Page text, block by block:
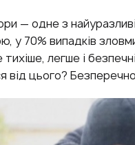
— одне з
у 70% випадків
легше і
від цього?